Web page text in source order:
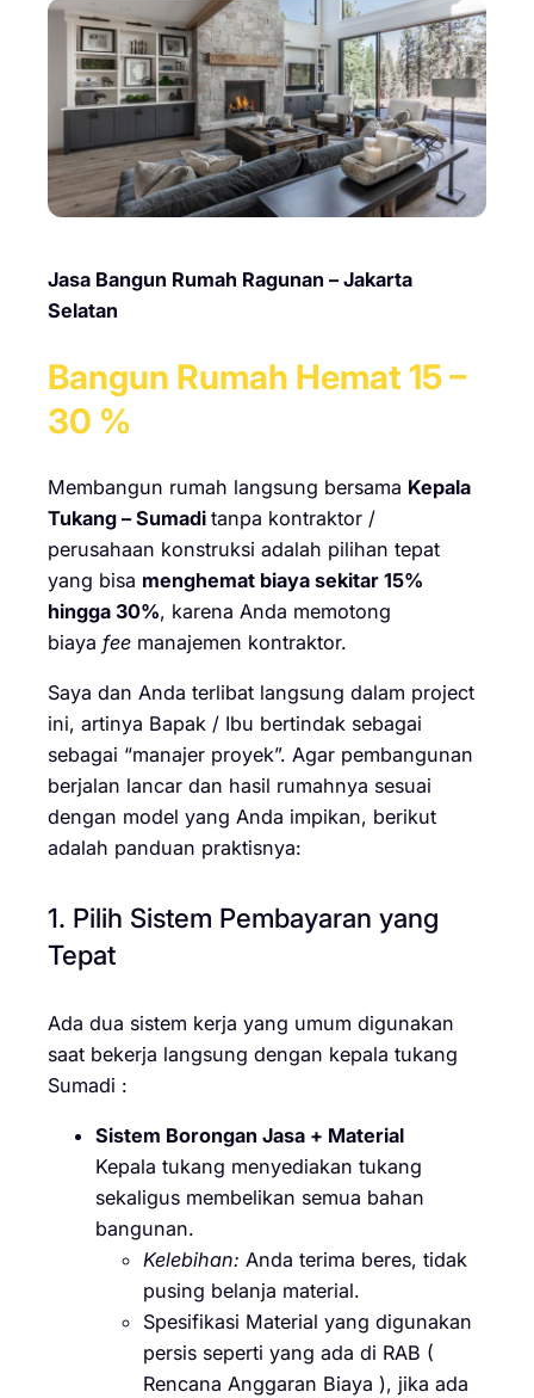
Jasa Bangun Rumah Ragunan – Jakarta
Selatan
Bangun Rumah Hemat 15 –
30 %
Membangun rumah langsung bersama Kepala
Tukang – Sumadi tanpa kontraktor /
perusahaan konstruksi adalah pilihan tepat
yang bisa menghemat biaya sekitar 15%
hingga 30%, karena Anda memotong
biaya fee manajemen kontraktor.
Saya dan Anda terlibat langsung dalam project
ini, artinya Bapak / Ibu bertindak sebagai
sebagai “manajer proyek”. Agar pembangunan
berjalan lancar dan hasil rumahnya sesuai
dengan model yang Anda impikan, berikut
adalah panduan praktisnya:
1. Pilih Sistem Pembayaran yang
Tepat
Ada dua sistem kerja yang umum digunakan
saat bekerja langsung dengan kepala tukang
Sumadi :
Sistem Borongan Jasa + Material
Kepala tukang menyediakan tukang
sekaligus membelikan semua bahan
bangunan.
Kelebihan: Anda terima beres, tidak
pusing belanja material.
Spesifikasi Material yang digunakan
persis seperti yang ada di RAB (
Rencana Anggaran Biaya ), jika ada